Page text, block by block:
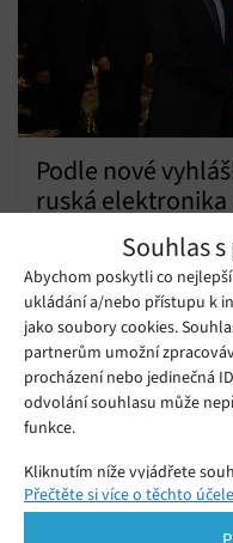
Souhlas
Abychom poskytli co
ukládání a/nebo přístupu k
jako soubory cookies.
partnerům umožní
procházení nebo jedinečná
odvolání souhlasu může
funkce.
Kliknutím níže vyjádřete
podrobnější rozhodnutí.
Přečtěte si více o těchto
Podle nové
ruská
alternativy
Rusko ve druhé polovině
která vyžaduje, aby
mobilů, tabletů,
disponovaly i ruskými